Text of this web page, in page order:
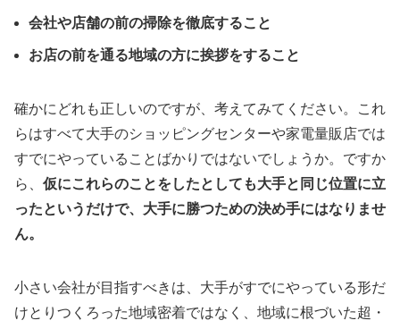
会社や店舗の前の掃除を徹底すること
お店の前を通る地域の方に挨拶をすること
確かにどれも正しいのですが、考えてみてください。これ
らはすべて大手のショッピングセンターや家電量販店では
すでにやっていることばかりではないでしょうか。ですか
ら、 仮にこれらのことをしたとしても大手と同じ位置に立
ったというだけで、大手に勝つための決め手にはなりませ
ん。
小さい会社が目指すべきは、大手がすでにやっている形だ
けとりつくろった地域密着ではなく、地域に根づいた超・